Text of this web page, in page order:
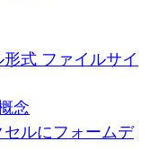
式 ファイルサイ
念
ルにフォームデ